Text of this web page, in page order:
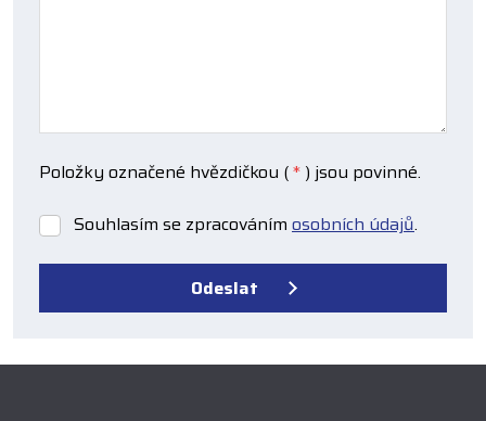
Položky označené hvězdičkou (* ) jsou povinné.
Souhlasím
údajů.
Souhlasím se zpracováním osobních údajů.
Odeslat
se